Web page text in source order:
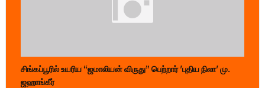
சிங்கப்பூரில் உயரிய “ஜமாலியன் விருது” பெற்றார் 'புதிய நிலா' மு.
ஜஹாங்கீர்